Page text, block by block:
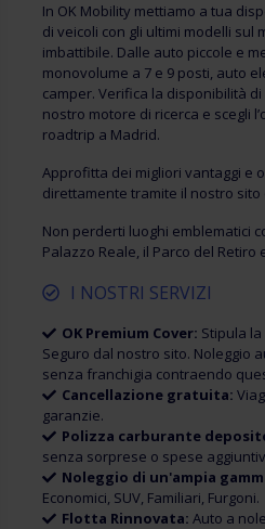
In OK Mobility mettiamo a tua
di veicoli con gli ultimi modelli sul
imbattibile. Dalle auto piccole e
monovolume a 7 e 9 posti, auto
camper. Verifica la disponibilità
nostro motore di ricerca e scegli
roadtrip a Madrid.
Approfitta dei migliori vantaggi e
direttamente tramite il nostro sito
Non perderti luoghi emblematici
Palazzo Reale, il Parco del Retiro
I NOSTRI SERVIZI
OK Premium Cover: Stipula
Seguro dal nostro sito. Noleggio
senza franchigia contraendo
Cancellazione gratuita:
garanzie.
Polizza carburante
senza sorprese o spese
Noleggio di un'ampia
Economici, SUV, Familiari, Furgoni.
Flotta Rinnovata: Auto a